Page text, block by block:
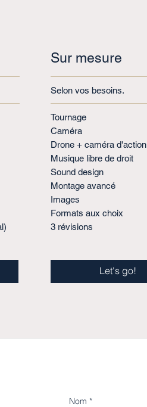
Sur mesure
Selon vos besoins.
Tournage
Caméra
Drone + caméra d'action
Musique libre de droit
Sound design
Montage avancé
Images
Formats aux choix
3 révisions
Let's go!
Nom *